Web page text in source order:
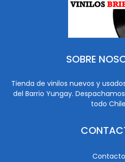
SOBRE
Tienda de vinilos nuevos y
del Barrio Yungay.
todo
Contacto